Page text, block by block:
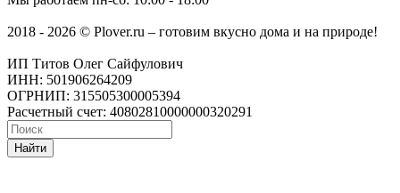
2018 - 2026 © Plover.ru – готовим вкусно дома и на природе!
ИП Титов Олег Сайфулович
ИНН: 501906264209
ОГРНИП: 315505300005394
Расчетный счет: 40802810000000320291
Найти